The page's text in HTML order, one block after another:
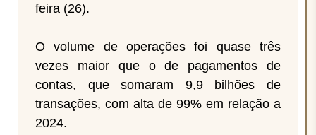
feira (26).
O volume de operações foi quase três
vezes maior que o de pagamentos de
contas, que somaram 9,9 bilhões de
transações, com alta de 99% em relação a
2024.